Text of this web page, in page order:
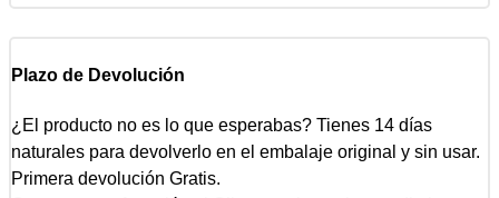
Plazo de Devolución
¿El producto no es lo que esperabas? Tienes 14 días
naturales para devolverlo en el embalaje original y sin usar.
Primera devolución Gratis.